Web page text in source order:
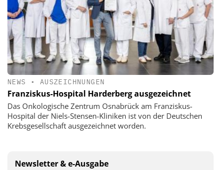
NEWS • AUSZEICHNUNGEN
Franziskus-Hospital Harderberg ausgezeichnet
Das Onkologische Zentrum Osnabrück am Franziskus-
Hospital der Niels-Stensen-Kliniken ist von der Deutschen
Krebsgesellschaft ausgezeichnet worden.
Newsletter & e-Ausgabe